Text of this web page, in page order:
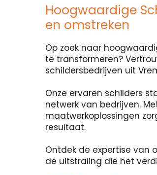
Hoogwaardige
en omstreken
Op zoek naar
te transformeren?
schildersbedrijven uit
Onze ervaren schilders
netwerk van bedrijven.
maatwerkoplossingen
resultaat.
Ontdek de expertise van
de uitstraling die het